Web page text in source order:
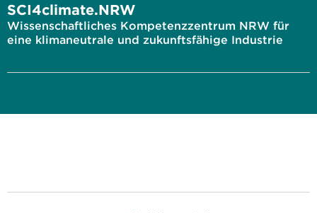
SCI4climate.NRW
Wissenschaftliches Kompetenzzentrum NRW für
eine klimaneutrale und zukunftsfähige Industrie